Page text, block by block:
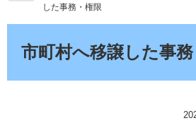
て
した事務・権限
市町村へ移譲した事